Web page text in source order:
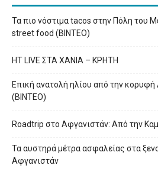
Τα πιο νόστιμα tacos στην Πόλη του
street food (ΒΙΝΤΕΟ)
HT LIVE ΣΤΑ ΧΑΝΙΑ – ΚΡΗΤΗ
Επική ανατολή ηλίου από την κορυφή
(ΒΙΝΤΕΟ)
Roadtrip στο Αφγανιστάν: Από την
Τα αυστηρά μέτρα ασφαλείας στα
Αφγανιστάν